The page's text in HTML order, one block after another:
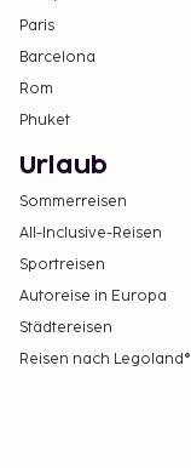
Paris
Barcelona
Rom
Phuket
Urlaub
Sommerreisen
All-Inclusive-Reisen
Sportreisen
Autoreise in Europa
Städtereisen
Reisen nach Legoland®